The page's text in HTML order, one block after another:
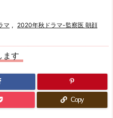
マ , 2020年秋ドラマ-監察医 朝顔
ます
Copy